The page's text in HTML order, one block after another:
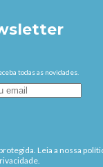
todas as novidades.
Leia a nossa